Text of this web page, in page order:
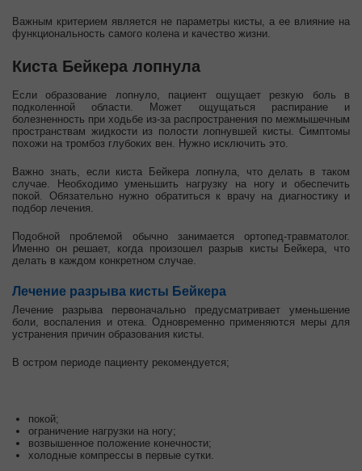
Важным критерием является не параметры кисты, а ее влияние на
функциональность самого колена и качество жизни.
Киста Бейкера лопнула
Если образование лопнуло, пациент ощущает резкую боль в
подколенной области. Может ощущаться распирание и
болезненность при ходьбе из-за распространения по межмышечным
пространствам жидкости из полости лопнувшей кисты. Симптомы
похожи на тромбоз глубоких вен. Нужно исключить это.
Важно знать, если киста Бейкера лопнула, что делать в таком
случае. Необходимо уменьшить нагрузку на ногу и обеспечить
покой. Обязательно нужно обратиться к врачу на диагностику и
подбор лечения.
Подобной проблемой обычно занимается ортопед-травматолог.
Именно он решает, когда произошел разрыв кисты Бейкера, что
делать в каждом конкретном случае.
Лечение разрыва кисты Бейкера
Лечение разрыва первоначально предусматривает уменьшение
боли, воспаления и отека. Одновременно применяются меры для
устранения причин образования кисты.
В остром периоде пациенту рекомендуется;
покой;
ограничение нагрузки на ногу;
возвышенное положение конечности;
холодные компрессы в первые сутки.